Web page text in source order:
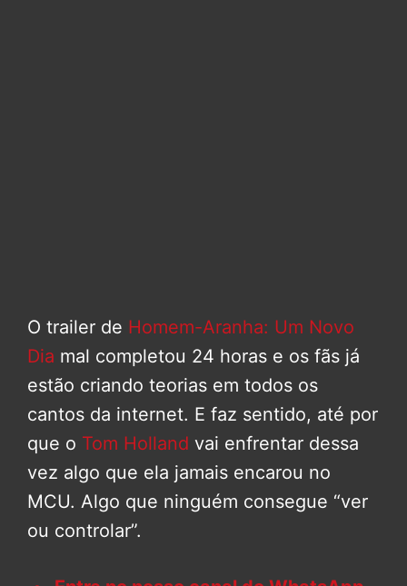
O trailer de Homem-Aranha: Um Novo
Dia mal completou 24 horas e os fãs já
estão criando teorias em todos os
cantos da internet. E faz sentido, até por
que o Tom Holland vai enfrentar dessa
vez algo que ela jamais encarou no
MCU. Algo que ninguém consegue “ver
ou controlar”.